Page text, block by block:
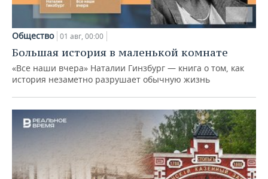
Общество 01 авг, 00:00
Большая история в маленькой комнате
«Все наши вчера» Наталии Гинзбург — книга о том, как
история незаметно разрушает обычную жизнь